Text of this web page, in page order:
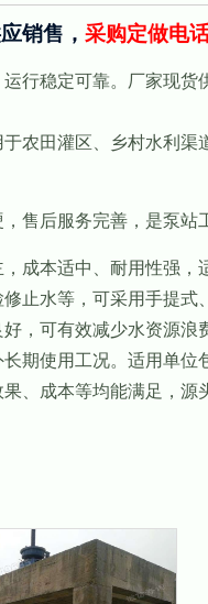
销售， 采购定做电
稳定可靠。厂家现货
田灌区、乡村水利渠
后服务完善，是泵站
本适中、耐用性强，
止水等，可采用手提
，可有效减少水资源
期使用工况。适用单
、成本等均能满足，